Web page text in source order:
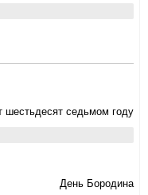
шестьдесят седьмом году
День Бородина